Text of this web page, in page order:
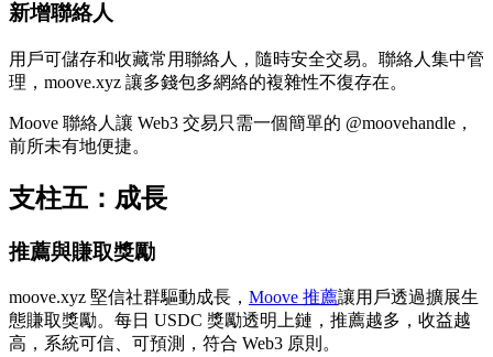
新增聯絡人
用戶可儲存和收藏常用聯絡人，隨時安全交易。聯絡人集中管
理，moove.xyz 讓多錢包多網絡的複雜性不復存在。
Moove 聯絡人讓 Web3 交易只需一個簡單的 @moovehandle，
前所未有地便捷。
支柱五：成長
推薦與賺取獎勵
moove.xyz 堅信社群驅動成長， Moove 推薦讓用戶透過擴展生
態賺取獎勵。每日 USDC 獎勵透明上鏈，推薦越多，收益越
高，系統可信、可預測，符合 Web3 原則。